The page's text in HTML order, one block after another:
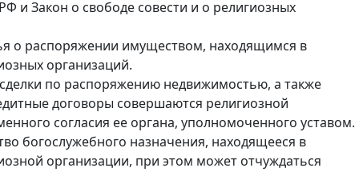
и Закон о свободе совести и о религиозных
о распоряжении имуществом, находящимся в
организаций.
сделки по распоряжению недвижимостью, а также
договоры совершаются религиозной
согласия ее органа, уполномоченного уставом.
богослужебного назначения, находящееся в
организации, при этом может отчуждаться